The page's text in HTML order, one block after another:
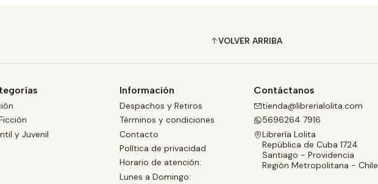
VOLVER ARRIBA
y Juvenil
Información
Despachos y Retiros
Términos y condiciones
Contacto
Política de privacidad
Horario de atención:
Lunes a Domingo:
Contáctanos
tienda@librerialolita.com
5696264 7916
Librería Lolita
República de Cuba 1724
Santiago - Providencia
Región Metropolitana - Chile